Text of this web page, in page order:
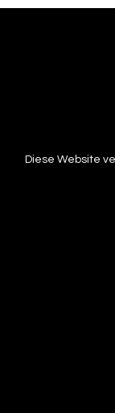
Diese Website